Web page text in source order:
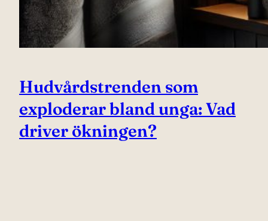
Hudvårdstrenden som
exploderar bland unga: Vad
driver ökningen?